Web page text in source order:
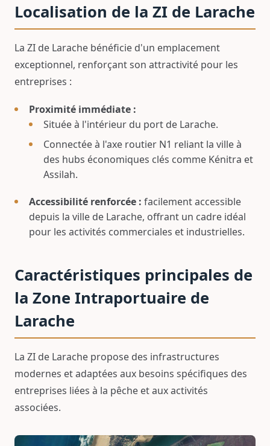
Localisation de la ZI de Larache
La ZI de Larache bénéficie d'un emplacement
exceptionnel, renforçant son attractivité pour les
entreprises :
Proximité immédiate :
Située à l'intérieur du port de Larache.
Connectée à l'axe routier N1 reliant la ville à
des hubs économiques clés comme Kénitra et
Assilah.
Accessibilité renforcée : facilement accessible
depuis la ville de Larache, offrant un cadre idéal
pour les activités commerciales et industrielles.
Caractéristiques principales de
la Zone Intraportuaire de
Larache
La ZI de Larache propose des infrastructures
modernes et adaptées aux besoins spécifiques des
entreprises liées à la pêche et aux activités
associées.